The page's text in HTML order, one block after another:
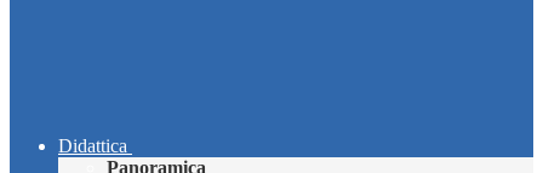
Didattica
Panoramica